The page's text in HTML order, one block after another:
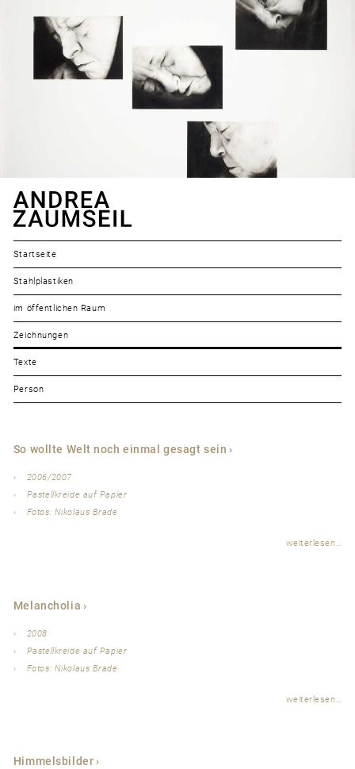
Startseite
Stahlplastiken
im öffentlichen Raum
Zeichnungen
Texte
Person
So wollte Welt noch einmal gesagt sein
2006/2007
Pastellkreide auf Papier
Fotos: Nikolaus Brade
weiterlesen…
Melancholia
2008
Pastellkreide auf Papier
Fotos: Nikolaus Brade
weiterlesen…
Himmelsbilder